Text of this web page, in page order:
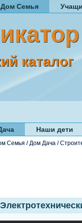
Дом Семья
каталог
Наши дети
Семья /Дом Дача /